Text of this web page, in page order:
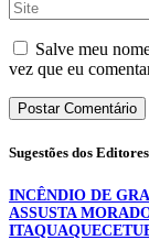
Salve meu
vez que eu
Sugestões dos Editores
INCÊNDIO DE
ASSUSTA